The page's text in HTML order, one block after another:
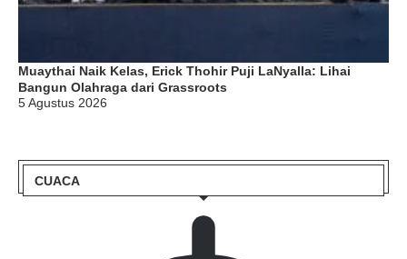
Muaythai Naik Kelas, Erick Thohir Puji LaNyalla: Lihai
Bangun Olahraga dari Grassroots
5 Agustus 2026
CUACA